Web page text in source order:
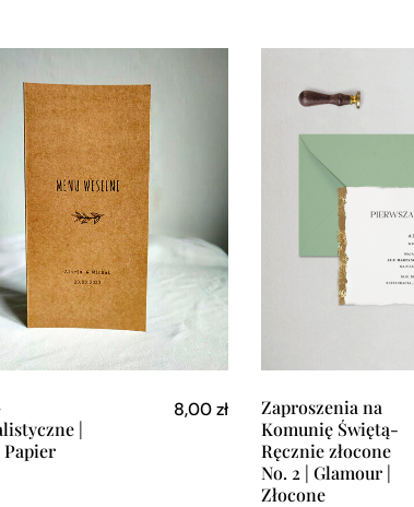
|
8,00zł
Zaproszenia na
Komunię Świętą-
Ręcznie złocone
No. 2 | Glamour |
Złocone